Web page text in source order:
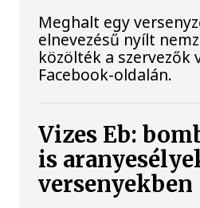
Meghalt egy
elnevezésű nyílt
közölték a szervezők
Facebook-oldalán.
Vizes Eb:
is
versenyekben